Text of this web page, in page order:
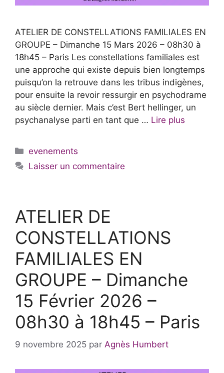
ATELIER DE CONSTELLATIONS FAMILIALES EN
GROUPE – Dimanche 15 Mars 2026 – 08h30 à
18h45 – Paris Les constellations familiales est
une approche qui existe depuis bien longtemps
puisqu’on la retrouve dans les tribus indigènes,
pour ensuite la revoir ressurgir en psychodrame
au siècle dernier. Mais c’est Bert hellinger, un
psychanalyse parti en tant que … Lire plus
Catégories
evenements
Laisser un commentaire
ATELIER DE
CONSTELLATIONS
FAMILIALES EN
GROUPE – Dimanche
15 Février 2026 –
08h30 à 18h45 – Paris
9 novembre 2025 par Agnès Humbert